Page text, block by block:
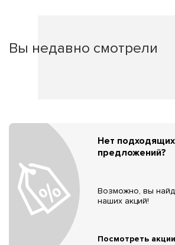
Вы недавно смотрели
Нет подходящих
предложений?
Возможно, вы
наших акций!
Посмотреть акции